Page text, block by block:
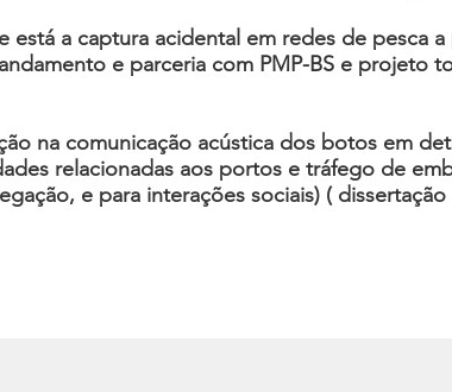
está a captura acidental em redes de pesca
e parceria com PMP-BS e projeto
na comunicação acústica dos botos em
relacionadas aos portos e tráfego de
e para interações sociais) (